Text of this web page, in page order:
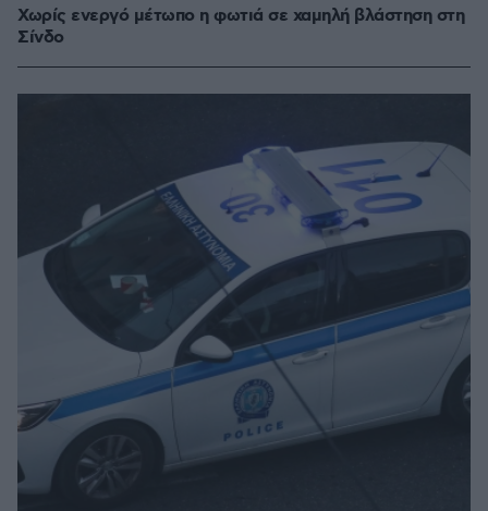
Χωρίς ενεργό μέτωπο η φωτιά σε χαμηλή βλάστηση στη
Σίνδο